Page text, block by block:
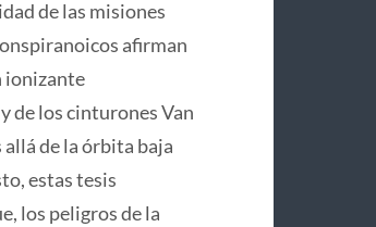
de las misiones
afirman
ionizante
de los cinturones Van
de la órbita baja
estas tesis
los peligros de la